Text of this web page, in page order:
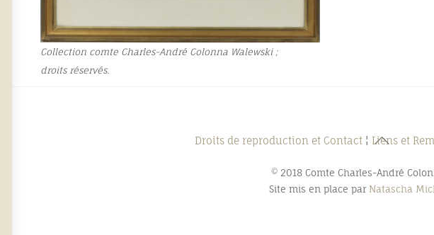
Collection comte Charles-André Colonna Walewski ;
droits réservés.
Back
Top
Droits de reproduction et Contact¦ Liens et
© 2018 Comte Charles-André
Site mis en place par Natascha